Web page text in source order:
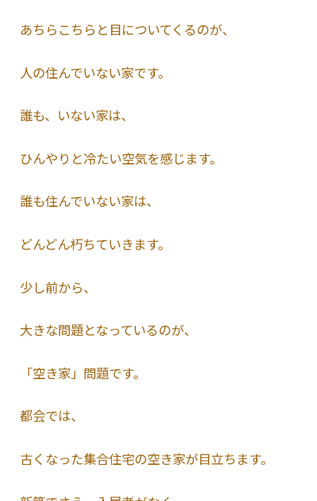
あちらこちらと目についてくるのが、
人の住んでいない家です。
誰も、いない家は、
ひんやりと冷たい空気を感じます。
誰も住んでいない家は、
どんどん朽ちていきます。
少し前から、
大きな問題となっているのが、
「空き家」問題です。
都会では、
古くなった集合住宅の空き家が目立ちます。